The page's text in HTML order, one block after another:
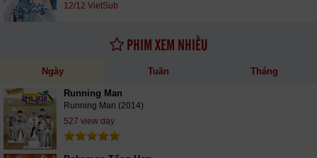
12/12 VietSub
PHIM XEM NHIỀU
Ngày Tuần Tháng
Running Man
Running Man (2014)
527 view day